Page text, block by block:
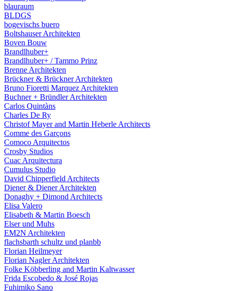
blauraum
BLDGS
bogevischs buero
Boltshauser Architekten
Boven Bouw
Brandlhuber+
Brandlhuber+ / Tammo Prinz
Brenne Architekten
Brückner & Brückner Architekten
Bruno Fioretti Marquez Architekten
Buchner + Bründler Architekten
Carlos Quintàns
Charles De Ry
Christof Mayer and Martin Heberle Architects
Comme des Garçons
Comoco Arquitectos
Crosby Studios
Cuac Arquitectura
Cumulus Studio
David Chipperfield Architects
Diener & Diener Architekten
Donaghy + Dimond Architects
Elisa Valero
Elisabeth & Martin Boesch
Elser und Muhs
EM2N Architekten
flachsbarth schultz und planbb
Florian Heilmeyer
Florian Nagler Architekten
Folke Köbberling and Martin Kaltwasser
Frida Escobedo & José Rojas
Fuhimiko Sano